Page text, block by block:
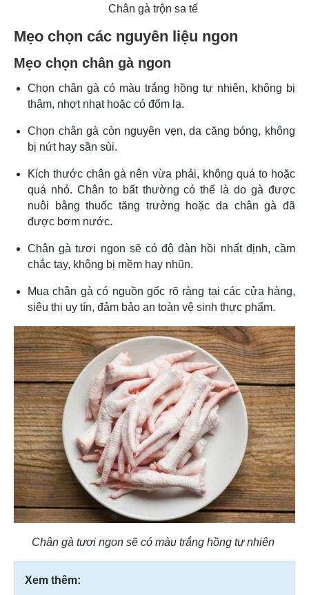
Chân gà trộn sa tế
Mẹo chọn các nguyên liệu ngon
Mẹo chọn chân gà ngon
Chọn chân gà có màu trắng hồng tự nhiên, không bị
thâm, nhợt nhạt hoặc có đốm lạ.
Chọn chân gà còn nguyên vẹn, da căng bóng, không
bị nứt hay sần sùi.
Kích thước chân gà nên vừa phải, không quá to hoặc
quá nhỏ. Chân to bất thường có thể là do gà được
nuôi bằng thuốc tăng trưởng hoặc da chân gà đã
được bơm nước.
Chân gà tươi ngon sẽ có độ đàn hồi nhất định, cầm
chắc tay, không bị mềm hay nhũn.
Mua chân gà có nguồn gốc rõ ràng tại các cửa hàng,
siêu thị uy tín, đảm bảo an toàn vệ sinh thực phẩm.
Chân gà tươi ngon sẽ có màu trắng hồng tự nhiên
Xem thêm: